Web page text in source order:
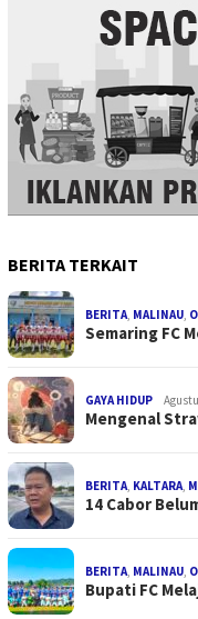
BERITA TERKAIT
BERITA, MALINAU,
Semaring FC
GAYA HIDUP
Mengenal
BERITA, KALTARA,
14 Cabor
BERITA, MALINAU,
Bupati FC